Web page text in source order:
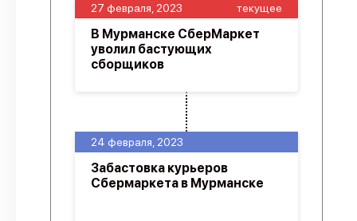
24 февраля, 2023
Забастовка курьеров
Сбермаркета в Мурманске
27 февраля, 2023 текущее
В Мурманске СберМаркет
уволил бастующих
сборщиков